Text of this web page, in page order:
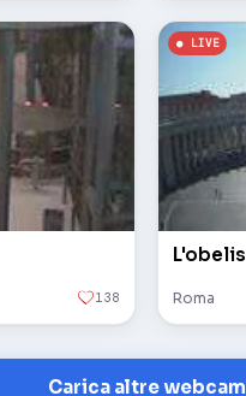
138 Roma
Carica altre webcam